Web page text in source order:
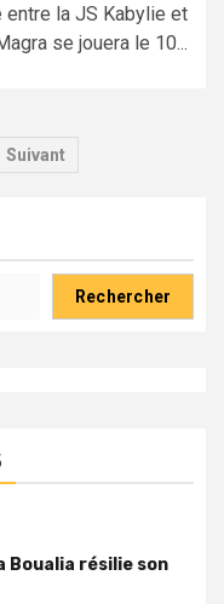
entre la JS Kabylie et
se jouera le 10...
Suivant
Rechercher
Boualia résilie son